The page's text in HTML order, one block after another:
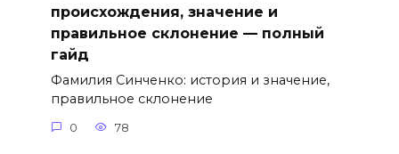
происхождения, значение и
правильное склонение — полный
гайд
Фамилия Синченко: история и значение,
правильное склонение
0 78